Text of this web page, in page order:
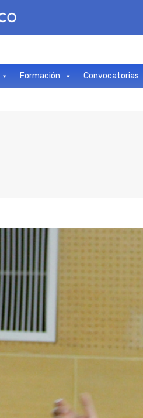
Formación Convocatorias